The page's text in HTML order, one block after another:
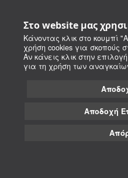
Στο website μας
Κάνοντας κλικ στο κουμπί
χρήση cookies για σκοπούς
Αν κάνεις κλικ στην
για τη χρήση των
Αποδοχή